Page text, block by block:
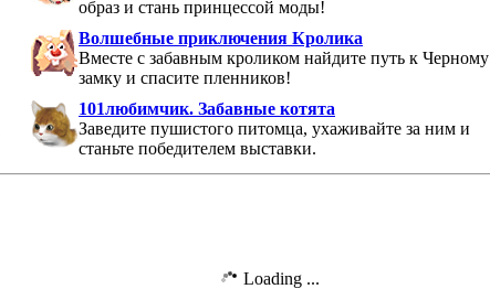
образ и стань принцессой моды!
Волшебные приключения Кролика
Вместе с забавным кроликом найдите путь к Черному
замку и спасите пленников!
101любимчик. Забавные котята
Заведите пушистого питомца, ухаживайте за ним и
станьте победителем выставки.
Loading ...